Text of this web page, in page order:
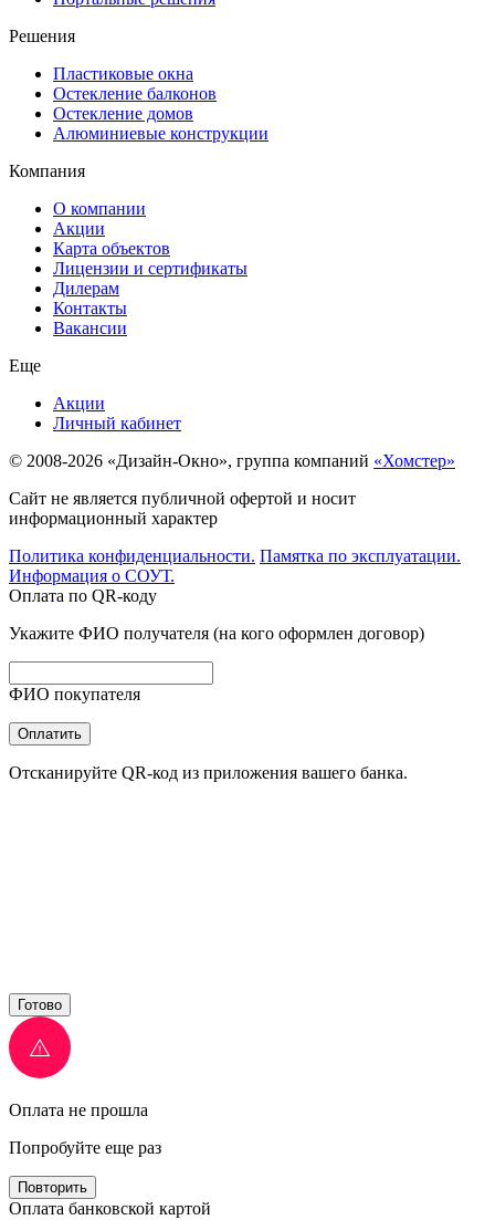
Решения
Пластиковые окна
Остекление балконов
Остекление домов
Алюминиевые конструкции
Компания
О компании
Акции
Карта объектов
Лицензии и сертификаты
Дилерам
Контакты
Вакансии
Еще
Акции
Личный кабинет
© 2008-2026 «Дизайн-Окно», группа компаний «Хомстер»
Сайт не является публичной офертой и носит
информационный характер
Политика конфиденциальности. Памятка по эксплуатации.
Информация о СОУТ.
Оплата по QR-коду
Укажите ФИО получателя (на кого оформлен договор)
ФИО покупателя
Оплатить
Отсканируйте QR-код из приложения вашего банка.
Готово
Оплата не прошла
Попробуйте еще раз
Повторить
Оплата банковской картой